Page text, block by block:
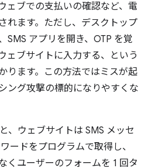
ェブでの支払いの確認など、電
れます。ただし、デスクトップ
SMS アプリを開き、OTP を覚
ェブサイトに入力する、という
ります。この方法ではミスが起
ング攻撃の標的になりやすくな
、ウェブサイトは SMS メッセ
ードをプログラムで取得し、
くユーザーのフォームを 1 回タ